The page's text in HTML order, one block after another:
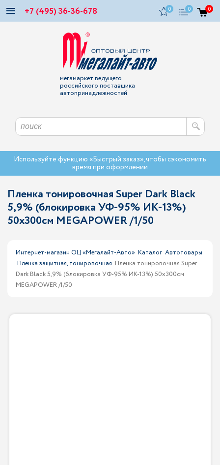
+7 (495) 36-36-678 0 0 0
мегамаркет ведущего
российского поставщика
автопринадлежностей
Используйте функцию «Быстрый заказ», чтобы сэкономить
время при оформлении
Пленка тонировочная Super Dark Black
5,9% (блокировка УФ-95% ИК-13%)
50х300см MEGAPOWER /1/50
Интернет-магазин ОЦ «Мегалайт-Авто» Каталог Автотовары
Плёнка защитная, тонировочная Пленка тонировочная Super
Dark Black 5,9% (блокировка УФ-95% ИК-13%) 50х300см
MEGAPOWER /1/50